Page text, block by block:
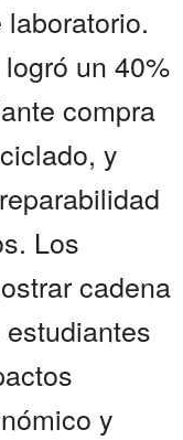
un 40%
compra
y
Los
cadena
y